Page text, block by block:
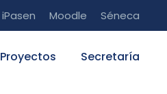
iPasen Moodle Séneca
Proyectos Secretaría